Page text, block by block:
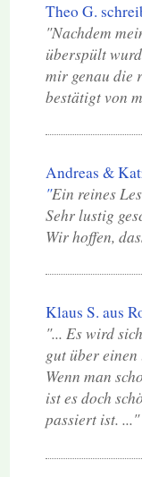
Theo G.
"Nachdem
überspült
mir genau die
bestätigt von
Andreas &
"Ein reines
Sehr lustig
Wir hoffen,
Klaus S. aus
"... Es wird
gut über
Wenn man
ist es doch
passiert ist. ..."